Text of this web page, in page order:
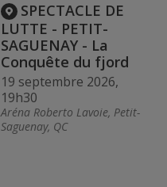
SPECTACLE DE
LUTTE - PETIT-
SAGUENAY - La
Conquête du fjord
19 septembre 2026,
19h30
Aréna Roberto Lavoie, Petit-
Saguenay, QC